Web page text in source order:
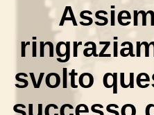
svolto